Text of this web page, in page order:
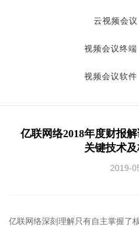
云视频会议
视频会议终端
视频会议软件
亿联网络2018年度财报
关键技术
2019-
亿联网络深刻理解只有自主掌握了